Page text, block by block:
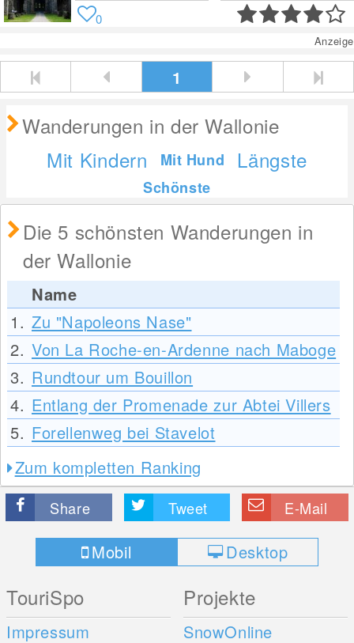
0
Anzeige
1
Wanderungen in der Wallonie
Mit Kindern
Mit Hund Längste
Schönste
Die 5 schönsten Wanderungen in
der Wallonie
Name
1. Zu "Napoleons Nase"
2. Von La Roche-en-Ardenne nach Maboge
3. Rundtour um Bouillon
4. Entlang der Promenade zur Abtei Villers
5. Forellenweg bei Stavelot
Zum kompletten Ranking
Share Tweet E-Mail
Mobil Desktop
TouriSpo
Impressum
Projekte
SnowOnline